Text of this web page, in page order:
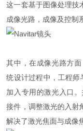
这一套基于图像处理技
成像光路，成像及控制
其中，在成像光路方
统设计过程中，工程师
加入专用的激光入口
接件，调整激光的入射
解决了激光焦面与成像